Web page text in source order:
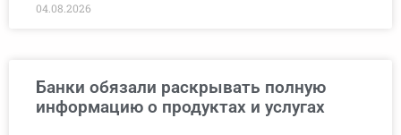
04.08.2026
Банки обязали раскрывать полную
информацию о продуктах и услугах